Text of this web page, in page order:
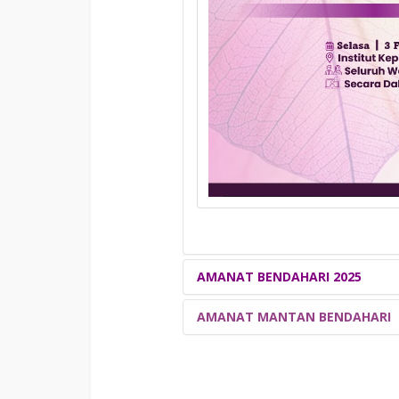
AMANAT BENDAHARI 2025
(Sila klik pada tab dan poster
AMANAT MANTAN BENDAHARI